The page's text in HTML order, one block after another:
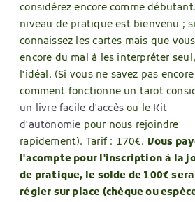
considérez encore comme
niveau de pratique est bienvenu ;
connaissez les cartes mais que
encore du mal à les interpréter
l'idéal. (Si vous ne savez pas encore
comment fonctionne un tarot
un livre facile d'accès ou le Kit
d'autonomie pour nous rejoindre
rapidement). Tarif : 170€. Vous
l'acompte pour l'inscription à la
de pratique, le solde de 100€
régler sur place (chèque ou